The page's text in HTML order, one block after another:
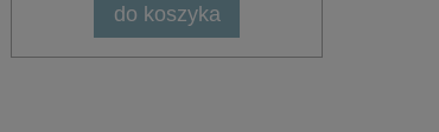
do koszyka